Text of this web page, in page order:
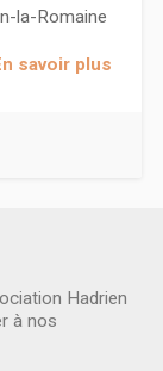
la-Romaine
savoir plus
Hadrien
à nos